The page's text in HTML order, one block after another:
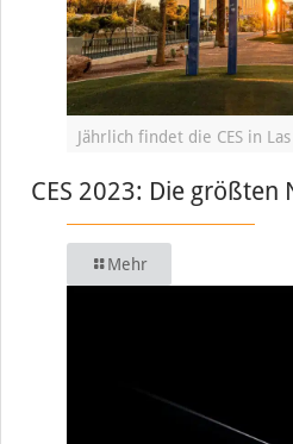
Jährlich findet die CES in
CES 2023: Die größten
Mehr